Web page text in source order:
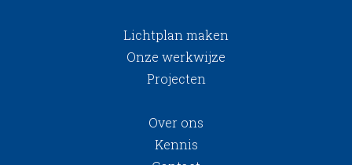
Lichtplan maken
Onze werkwijze
Projecten
Over ons
Kennis